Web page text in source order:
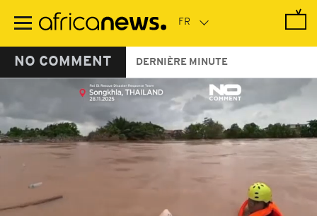
contenu
NO COMMENT DERNIÈRE MINUTE